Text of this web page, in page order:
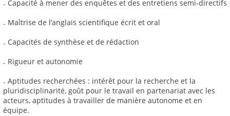
₋ Capacité à mener des enquêtes et des entretiens semi-directifs
₋ Maîtrise de l’anglais scientifique écrit et oral
₋ Capacités de synthèse et de rédaction
₋ Rigueur et autonomie
₋ Aptitudes recherchées : intérêt pour la recherche et la
pluridisciplinarité, goût pour le travail en partenariat avec les
acteurs, aptitudes à travailler de manière autonome et en
équipe.